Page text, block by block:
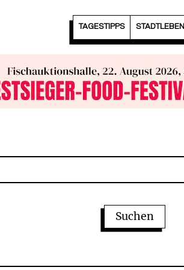
TAGESTIPPS STADTLEBEN